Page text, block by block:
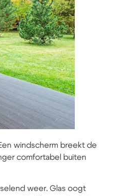
windscherm breekt de
comfortabel buiten
weer. Glas oogt